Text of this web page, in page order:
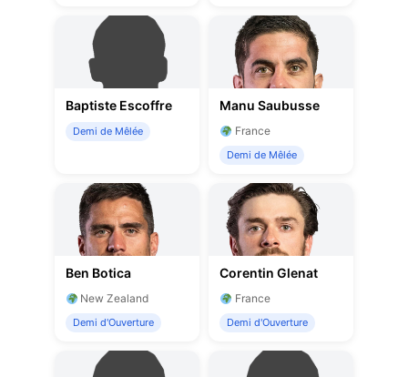
Baptiste Escoffre
Demi de Mêlée
Manu Saubusse
France
Demi de Mêlée
Ben Botica
New Zealand
Demi d'Ouverture
Corentin Glenat
France
Demi d'Ouverture